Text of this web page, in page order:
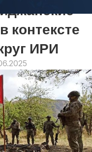
контексте
ИРИ